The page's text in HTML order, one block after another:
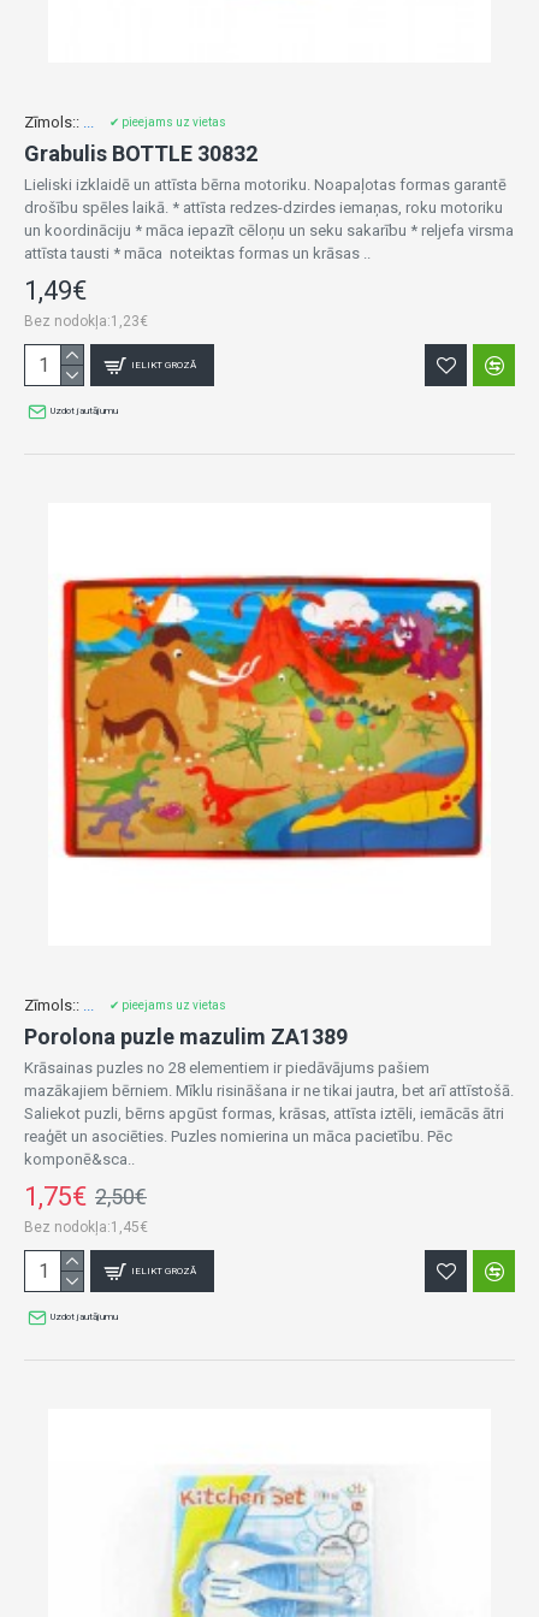
Zīmols:: ... ✔ pieejams uz vietas
Grabulis BOTTLE 30832
Lieliski izklaidē un attīsta bērna motoriku. Noapaļotas formas garantē
drošību spēles laikā. * attīsta redzes-dzirdes iemaņas, roku motoriku
un koordināciju * māca iepazīt cēloņu un seku sakarību * reljefa virsma
attīsta tausti * māca noteiktas formas un krāsas ..
1,49€
Bez nodokļa:1,23€
IELIKT GROZĀ
Uzdot jautājumu
Zīmols:: ... ✔ pieejams uz vietas
Porolona puzle mazulim ZA1389
Krāsainas puzles no 28 elementiem ir piedāvājums pašiem
mazākajiem bērniem. Mīklu risināšana ir ne tikai jautra, bet arī attīstošā.
Saliekot puzli, bērns apgūst formas, krāsas, attīsta iztēli, iemācās ātri
reaģēt un asociēties. Puzles nomierina un māca pacietību. Pēc
komponē&sca..
1,75€ 2,50€
Bez nodokļa:1,45€
IELIKT GROZĀ
Uzdot jautājumu